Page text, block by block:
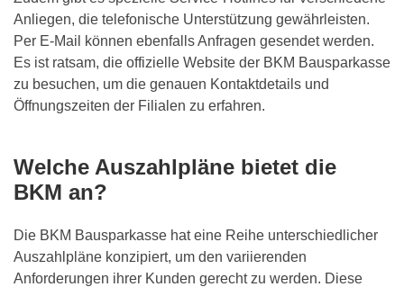
Anliegen, die telefonische Unterstützung gewährleisten.
Per E-Mail können ebenfalls Anfragen gesendet werden.
Es ist ratsam, die offizielle Website der BKM Bausparkasse
zu besuchen, um die genauen Kontaktdetails und
Öffnungszeiten der Filialen zu erfahren.
Welche Auszahlpläne bietet die
BKM an?
Die BKM Bausparkasse hat eine Reihe unterschiedlicher
Auszahlpläne konzipiert, um den variierenden
Anforderungen ihrer Kunden gerecht zu werden. Diese